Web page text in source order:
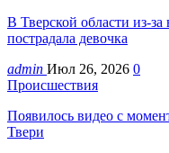
В Тверской области из-
пострадала девочка
admin Июл 26, 2026 0
Происшествия
Появилось видео с
Твери